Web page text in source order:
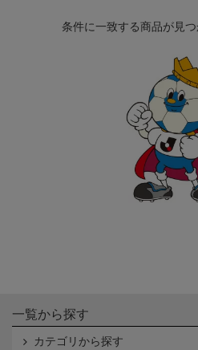
条件に一致する商品が見つ
一覧から探す
カテゴリから探す